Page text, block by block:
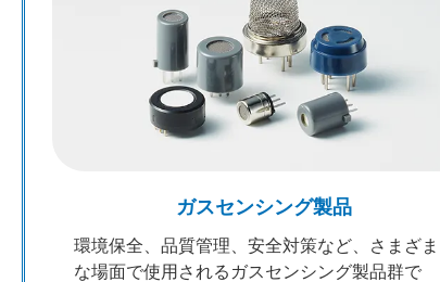
ガスセンシング製品
環境保全、品質管理、安全対策など、さまざま
な場面で使用されるガスセンシング製品群で